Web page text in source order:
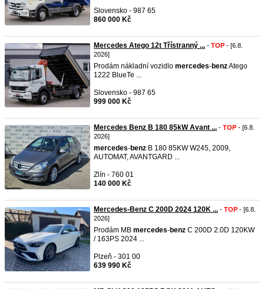
Slovensko - 987 65
860 000 Kč
Mercedes Atego 12t Třístranný ... - TOP - [6.8.
2026]
Prodám nákladní vozidlo mercedes-benzAtego
1222 BlueTe ...
Slovensko - 987 65
999 000 Kč
Mercedes Benz B 180 85kW Avant ... - TOP - [6.8.
2026]
mercedes-benz B 180 85KW W245, 2009,
AUTOMAT, AVANTGARD ...
Zlín - 760 01
140 000 Kč
Mercedes-Benz C 200D 2024 120K ... - TOP - [6.8.
2026]
Prodám MB mercedes-benz C 200D 2.0D 120KW
/ 163PS 2024 ...
Plzeň - 301 00
639 990 Kč